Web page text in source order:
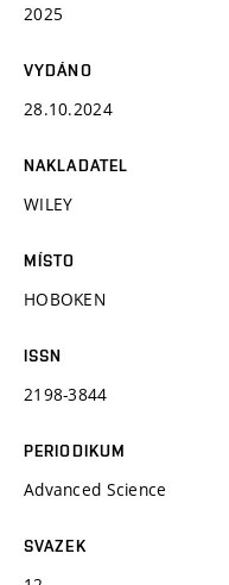
2025
VYDÁNO
28.10.2024
NAKLADATEL
WILEY
MÍSTO
HOBOKEN
ISSN
2198-3844
PERIODIKUM
Advanced Science
SVAZEK